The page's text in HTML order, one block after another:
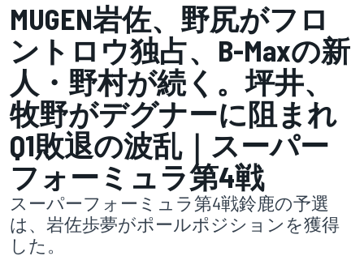
MUGEN岩佐、野尻がフロ
ントロウ独占、B-Maxの新
人・野村が続く。坪井、
牧野がデグナーに阻まれ
Q1敗退の波乱｜スーパー
フォーミュラ第4戦
スーパーフォーミュラ第4戦鈴鹿の予選
は、岩佐歩夢がポールポジションを獲得
した。